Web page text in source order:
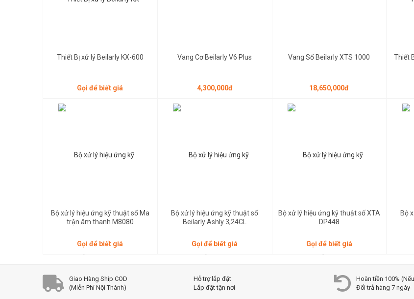
Thiết Bị xử lý Beilarly KX-600
Gọi để biết giá
Vang Cơ Beilarly V6 Plus
4,300,000đ
Vang Số Beilarly XTS 1000
18,650,000đ
Thiết
Bộ xử lý hiệu ứng kỹ thuật số Ma
trận âm thanh M8080
Gọi để biết giá
Bộ xử lý hiệu ứng kỹ thuật số
Beilarly Ashly 3,24CL
Gọi để biết giá
Bộ xử lý hiệu ứng kỹ thuật số XTA
DP448
Gọi để biết giá
Bộ
Giao Hàng Ship COD
(Miễn Phí Nội Thành)
Hỗ trợ lắp đặt
Lắp đặt tận nơi
Hoàn tiền 100%
Đổi trả hàng 7 ngày